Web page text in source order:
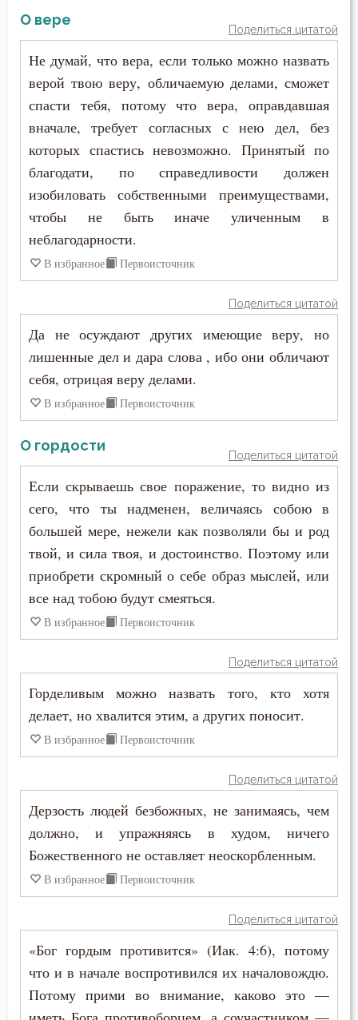
Еда
Ересь
Естество
Женщина
Жизнь вечная
Забота
Закон Божий
Заповеди
Здоровье
Искушение
Исправление
Истина
Клятва
Красота
Крест
Крещение
Лень
Лесть
Любовь
Любовь к Богу
Иоанн Кронштадтский
Иоанн Лествичник
Иосиф Оптинский (Литовкин)
Ириней Лионский
Исаак Сирин Ниневийский
Исидор Пелусиот
Иустин (Попович)
Каллист Ангеликуд
Киприан Карфагенский
Кирилл Александрийский
Кирилл Иерусалимский
Климент Римский
Лев Великий
Лев Оптинский (Наголкин)
Макарий Великий
Максим Грек
Марк Подвижник
Марк Эфесский
Мефодий Олимпийский
Моисей Оптинский (Путилов)
Нектарий Оптинский (Тихонов)
О вере
Поделиться цитатой
Не думай, что вера, если только можно назвать
верой твою веру, обличаемую делами, сможет
спасти тебя, потому что вера, оправдавшая
вначале, требует согласных с нею дел, без
которых спастись невозможно. Принятый по
благодати, по справедливости должен
изобиловать собственными преимуществами,
чтобы не быть иначе уличенным в
неблагодарности.
В избранное Первоисточник
Поделиться цитатой
Да не осуждают других имеющие веру, но
лишенные дел и дара слова , ибо они обличают
себя, отрицая веру делами.
В избранное Первоисточник
О гордости
Поделиться цитатой
Если скрываешь свое поражение, то видно из
сего, что ты надменен, величаясь собою в
большей мере, нежели как позволяли бы и род
твой, и сила твоя, и достоинство. Поэтому или
приобрети скромный о себе образ мыслей, или
все над тобою будут смеяться.
В избранное Первоисточник
Поделиться цитатой
Горделивым можно назвать того, кто хотя
делает, но хвалится этим, а других поносит.
В избранное Первоисточник
Поделиться цитатой
Дерзость людей безбожных, не занимаясь, чем
должно, и упражняясь в худом, ничего
Божественного не оставляет неоскорбленным.
В избранное Первоисточник
Поделиться цитатой
«Бог гордым противится» (Иак. 4:6), потому
что и в начале воспротивился их началовождю.
Потому прими во внимание, каково это —